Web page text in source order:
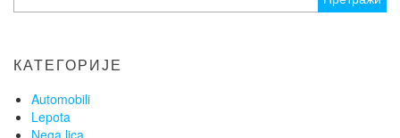
за:
КАТЕГОРИЈЕ
Automobili
Lepota